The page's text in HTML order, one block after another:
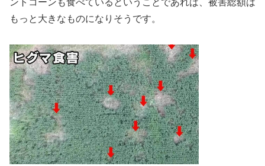
ントコーンも食べているということであれば、被害総額は
もっと大きなものになりそうです。